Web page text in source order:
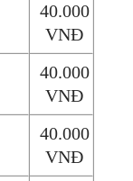
40.000
VNĐ
40.000
VNĐ
40.000
VNĐ